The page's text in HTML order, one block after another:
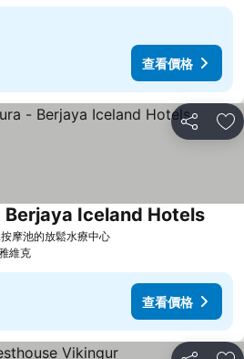
查看價格
分享 加
摩池的放鬆水療中心
Iceland Hotels
維克
查看價格